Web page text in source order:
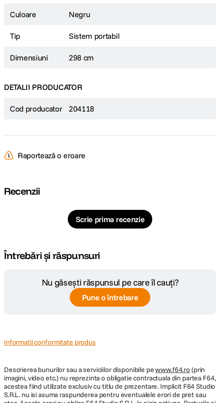
Culoare Negru
Tip Sistem portabil
Dimensiuni 298 cm
DETALII PRODUCATOR
Cod producator 204118
Raportează o eroare
Recenzii
Scrie prima recenzie
Întrebări și răspunsuri
Nu găsești răspunsul pe care îl cauți?
Pune o întrebare
Informatii conformitate produs
Descrierea bunurilor sau a serviciilor disponibile pewww.f64.ro(prin
imagini, video etc.) nu reprezinta o obligatie contractuala din partea F64,
acestea fiind utilizate exclusiv cu titlu de prezentare. Implicit F64 Studio
S.R.L. nu isi asuma raspunderea pentru eventualele erori de pret sau